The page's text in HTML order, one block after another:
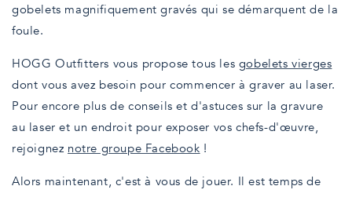
gobelets magnifiquement gravés qui se démarquent de la
foule.
HOGG Outfitters vous propose tous les gobelets vierges
dont vous avez besoin pour commencer à graver au laser.
Pour encore plus de conseils et d'astuces sur la gravure
au laser et un endroit pour exposer vos chefs-d'œuvre,
rejoignez notre groupe Facebook !
Alors maintenant, c'est à vous de jouer. Il est temps de